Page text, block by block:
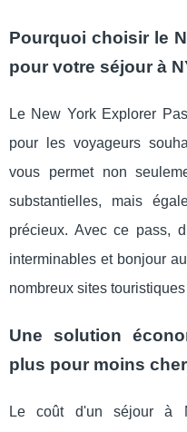
Pourquoi choisir le
pour votre séjour à
Le New York Explorer
pour les voyageurs
vous permet non
substantielles, mais
précieux. Avec ce pass,
interminables et bonjour
nombreux sites
Une solution
plus pour moins cher
Le coût d'un séjour à